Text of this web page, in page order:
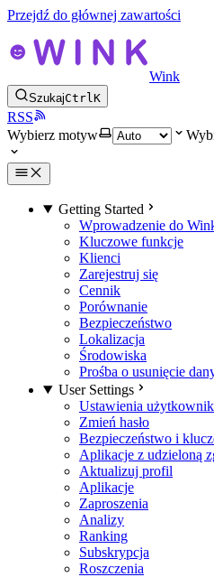
Przejdź do głównej zawartości
Wink
SzukajCtrlK
RSS
Wybierz motyw
Getting Started
Wprowadzenie do
Kluczowe funkcje
Klienci
Zarejestruj się
Cennik
Porównanie
Bezpieczeństwo
Lokalizacja
Środowiska
Prośba o usunięcie
User Settings
Ustawienia
Zmień hasło
Bezpieczeństwo i
Aplikacje z udzieloną
Aktualizuj profil
Aplikacje
Zaproszenia
Analizy
Ranking
Subskrypcja
Roszczenia